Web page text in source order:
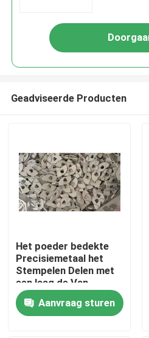
Huis
Geadviseerde Producten
Het poeder bedekte
Precisiemetaal het
Stempelen Delen met
een laag de Van
gehard staal 1.0mm
DikteAanvraag sturen